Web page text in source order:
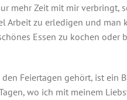
mehr Zeit mit mir verbringt,
Arbeit zu erledigen und man
Essen zu kochen oder
Feiertagen gehört, ist ein
wo ich mit meinem